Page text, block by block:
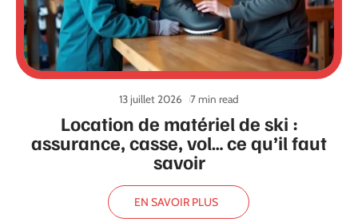
Location de matériel de ski :
assurance, casse, vol… ce qu’il faut
savoir
13 juillet 2026 7 min read
EN SAVOIR PLUS